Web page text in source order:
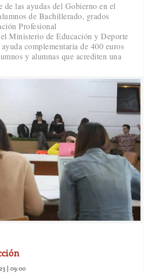
de las ayudas del Gobierno en el
de Bachillerado, grados
Profesional
el Ministerio de Educación y Deporte
complementaria de 400 euros
y alumnas que acrediten una
| 09:00